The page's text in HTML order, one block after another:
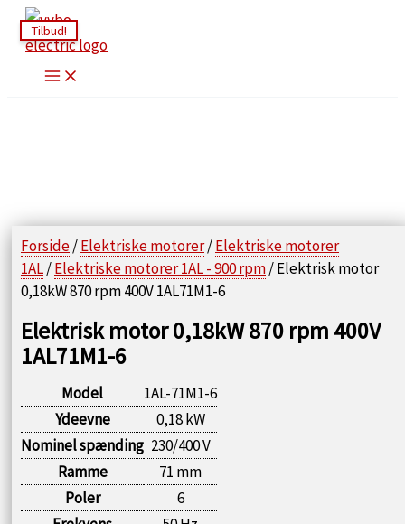
Gå
til
indholdet
Tilbud!
Forside/Elektriske motorer/Elektriske motorer
1AL/Elektriske motorer 1AL - 900 rpm/ Elektrisk motor
0,18kW 870 rpm 400V 1AL71M1-6
Elektrisk motor 0,18kW 870 rpm 400V
1AL71M1-6
Model
1AL-71M1-6
Ydeevne
0,18 kW
Nominel spænding 230/400 V
Ramme
71 mm
Poler
6